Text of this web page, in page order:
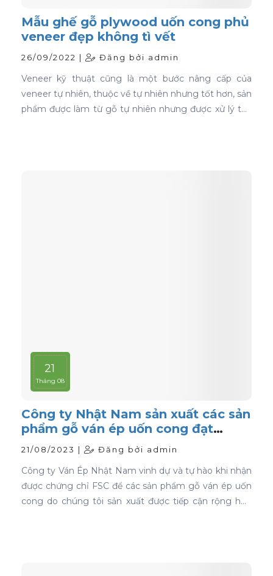
Mẫu ghế gỗ plywood uốn cong phủ
veneer đẹp không tì vết
26/09/2022 | Đăng bởi admin
Veneer kỹ thuật cũng là một bước nâng cấp của
veneer tự nhiên, thuộc về tự nhiên nhưng tốt hơn, sản
phẩm được làm từ gỗ tự nhiên nhưng được xử lý tạo
21
Tháng 08
Công ty Nhật Nam sản xuất các sản
phẩm gỗ ván ép uốn cong đạt
chứng nhận FSC
21/08/2023 | Đăng bởi admin
Công ty Ván Ép Nhật Nam vinh dự và tự hào khi nhận
được chứng chỉ FSC để các sản phẩm gỗ ván ép uốn
cong do chúng tôi sản xuất được tiếp cận rộng hơn